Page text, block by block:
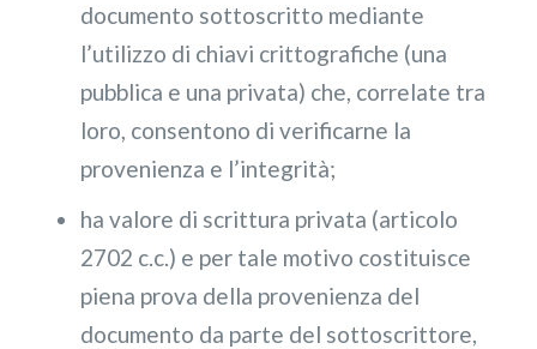
documento sottoscritto mediante
l’utilizzo di chiavi crittografiche (una
pubblica e una privata) che, correlate tra
loro, consentono di verificarne la
provenienza e l’integrità;
ha valore di scrittura privata (articolo
2702 c.c.) e per tale motivo costituisce
piena prova della provenienza del
documento da parte del sottoscrittore,